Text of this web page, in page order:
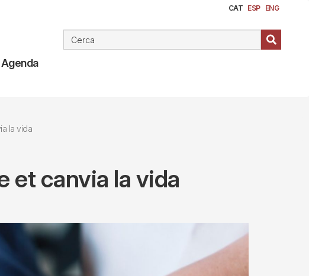
CAT ESP ENG
Agenda
la vida
et canvia la vida